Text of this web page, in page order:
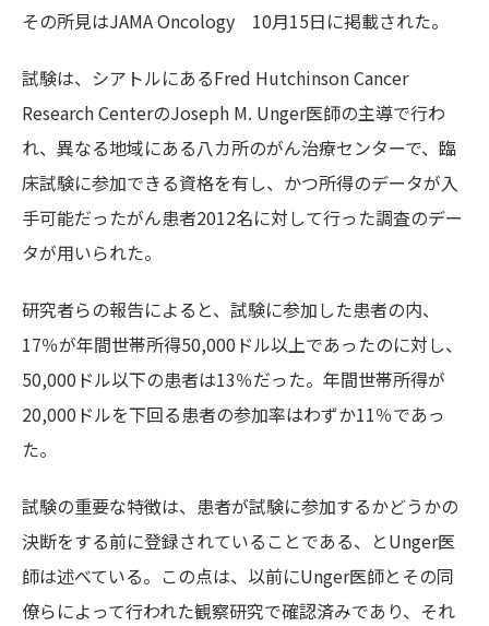
その所見はJAMA Oncology 10月15日に掲載された。
試験は、シアトルにあるFred Hutchinson Cancer
Research CenterのJoseph M. Unger医師の主導で行わ
れ、異なる地域にある八カ所のがん治療センターで、臨
床試験に参加できる資格を有し、かつ所得のデータが入
手可能だったがん患者2012名に対して行った調査のデー
タが用いられた。
研究者らの報告によると、試験に参加した患者の内、
17％が年間世帯所得50,000ドル以上であったのに対し、
50,000ドル以下の患者は13％だった。年間世帯所得が
20,000ドルを下回る患者の参加率はわずか11％であっ
た。
試験の重要な特徴は、患者が試験に参加するかどうかの
決断をする前に登録されていることである、とUnger医
師は述べている。この点は、以前にUnger医師とその同
僚らによって行われた観察研究で確認済みであり、それ